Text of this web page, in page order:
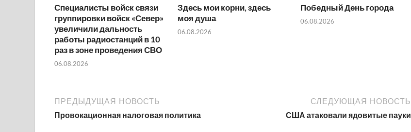
Специалисты войск связи
группировки войск «Север»
увеличили дальность
работы радиостанций в 10
раз в зоне проведения СВО
06.08.2026
Здесь мои корни, здесь
моя душа
06.08.2026
Победный День города
06.08.2026
ПРЕДЫДУЩАЯ НОВОСТЬ
Провокационная налоговая политика
СЛЕДУЮЩАЯ НОВОСТЬ
США атаковали ядовитые пауки